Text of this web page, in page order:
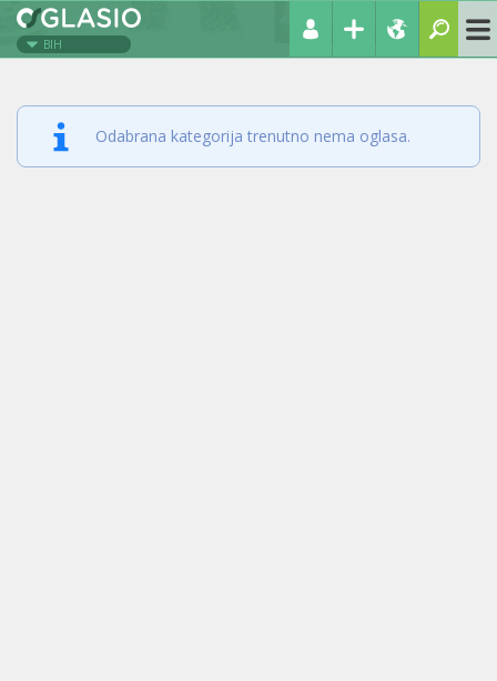
BIH
Odabrana kategorija trenutno nema oglasa.